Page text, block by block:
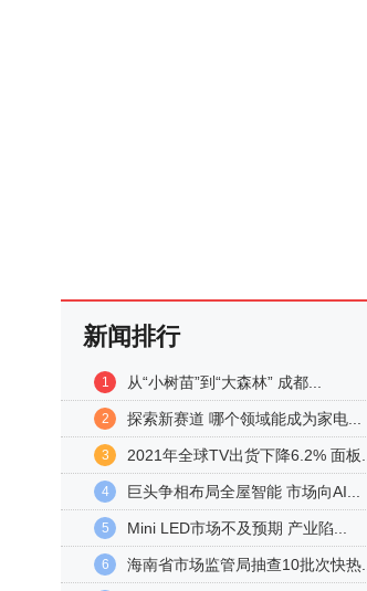
新闻排行
1 从“小树苗”到“大森林” 成都...
2 探索新赛道 哪个领域能成为家电...
3 2021年全球TV出货下降6.2% 面板...
4 巨头争相布局全屋智能 市场向AI...
5 Mini LED市场不及预期 产业陷...
6 海南省市场监管局抽查10批次快热...